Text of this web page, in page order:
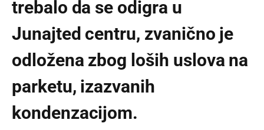
trebalo da se odigra u
Junajted centru, zvanično je
odložena zbog loših uslova na
parketu, izazvanih
kondenzacijom.